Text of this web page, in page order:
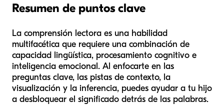
Resumen de puntos clave
La comprensión lectora es una habilidad
multifacética que requiere una combinación de
capacidad lingüística, procesamiento cognitivo e
inteligencia emocional. Al enfocarte en las
preguntas clave, las pistas de contexto, la
visualización y la inferencia, puedes ayudar a tu hijo
a desbloquear el significado detrás de las palabras.